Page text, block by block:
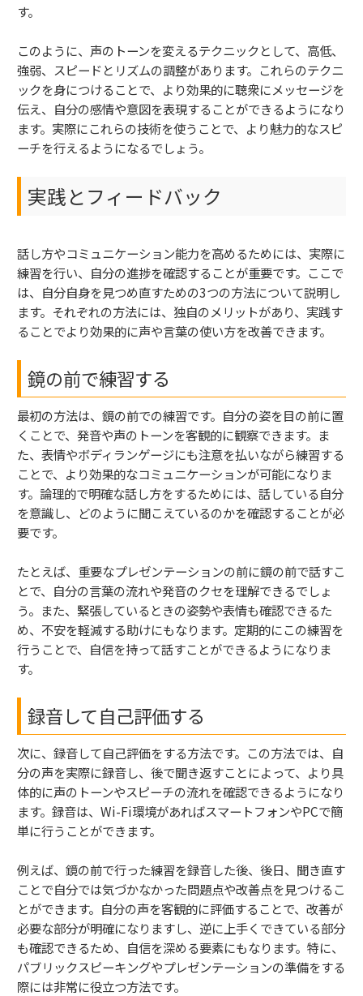
す。
このように、声のトーンを変えるテクニックとして、高低、
強弱、スピードとリズムの調整があります。これらのテクニ
ックを身につけることで、より効果的に聴衆にメッセージを
伝え、自分の感情や意図を表現することができるようになり
ます。実際にこれらの技術を使うことで、より魅力的なスピ
ーチを行えるようになるでしょう。
実践とフィードバック
話し方やコミュニケーション能力を高めるためには、実際に
練習を行い、自分の進捗を確認することが重要です。ここで
は、自分自身を見つめ直すための3つの方法について説明し
ます。それぞれの方法には、独自のメリットがあり、実践す
ることでより効果的に声や言葉の使い方を改善できます。
鏡の前で練習する
最初の方法は、鏡の前での練習です。自分の姿を目の前に置
くことで、発音や声のトーンを客観的に観察できます。ま
た、表情やボディランゲージにも注意を払いながら練習する
ことで、より効果的なコミュニケーションが可能になりま
す。論理的で明確な話し方をするためには、話している自分
を意識し、どのように聞こえているのかを確認することが必
要です。
たとえば、重要なプレゼンテーションの前に鏡の前で話すこ
とで、自分の言葉の流れや発音のクセを理解できるでしょ
う。また、緊張しているときの姿勢や表情も確認できるた
め、不安を軽減する助けにもなります。定期的にこの練習を
行うことで、自信を持って話すことができるようになりま
す。
録音して自己評価する
次に、録音して自己評価をする方法です。この方法では、自
分の声を実際に録音し、後で聞き返すことによって、より具
体的に声のトーンやスピーチの流れを確認できるようになり
ます。録音は、Wi-Fi環境があればスマートフォンやPCで簡
単に行うことができます。
例えば、鏡の前で行った練習を録音した後、後日、聞き直す
ことで自分では気づかなかった問題点や改善点を見つけるこ
とができます。自分の声を客観的に評価することで、改善が
必要な部分が明確になりますし、逆に上手くできている部分
も確認できるため、自信を深める要素にもなります。特に、
パブリックスピーキングやプレゼンテーションの準備をする
際には非常に役立つ方法です。